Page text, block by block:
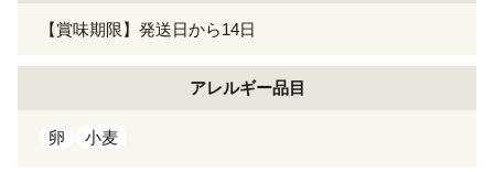
【賞味期限】発送日から14日
アレルギー品目
卵 小麦